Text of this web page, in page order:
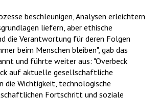
beschleunigen, Analysen erleichtern
liefern, aber ethische
die Verantwortung für deren Folgen
beim Menschen bleiben", gab das
und führte weiter aus: "Overbeck
auf aktuelle gesellschaftliche
die Wichtigkeit, technologische
Fortschritt und soziale